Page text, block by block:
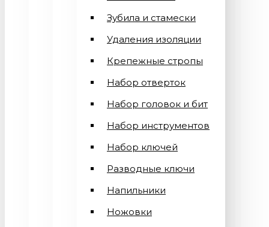
Зубила и стамески
Удаления изоляции
Крепежные стропы
Набор отверток
Набор головок и бит
Набор инструментов
Набор ключей
Разводные ключи
Напильники
Ножовки